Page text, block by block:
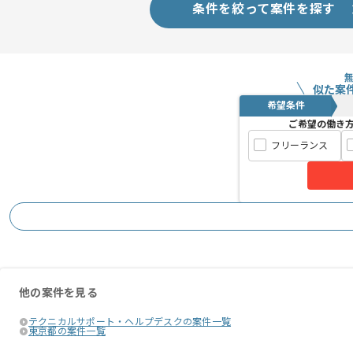
条件を絞って案件を探す
似た案
希望条件
ご希望の働き
フリーランス
他の案件を見る
テクニカルサポート・ヘルプデスクの案件一覧
東京都の案件一覧